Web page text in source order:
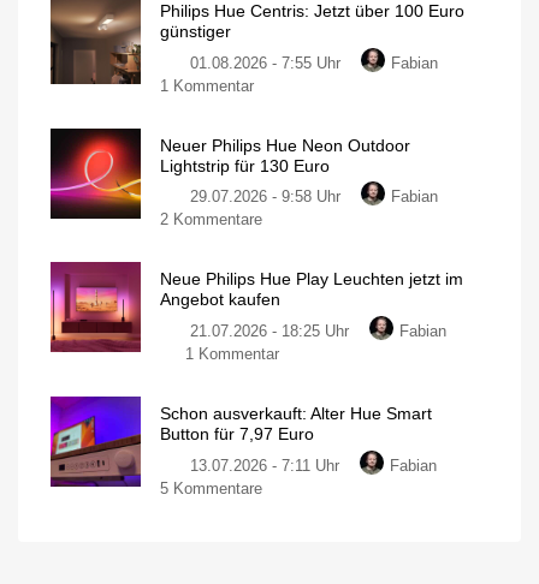
Festavia
derzeit
LEDs
Philips Hue Centris: Jetzt über 100 Euro
günstiger
01.08.2026 - 7:55 Uhr
Fabian
1 Kommentarzu
Centris:
Jetzt
über
100
Individuelle
Deckenleuchte
mit
Lumen
Neuer Philips Hue Neon Outdoor
Lightstrip für 130 Euro
29.07.2026 - 9:58 Uhr
Fabian
2 Kommentarezu
Hue
Neon
Outdoor
Lightstrip
Euro
Ausgestattet
Gradient-
Neue Philips Hue Play Leuchten jetzt im
Angebot kaufen
21.07.2026 - 18:25 Uhr
Fabian
1 Kommentarzu
Hue
Play
Leuchten
Schon ausverkauft: Alter Hue Smart
Button für 7,97 Euro
13.07.2026 - 7:11 Uhr
Fabian
5 Kommentarezu